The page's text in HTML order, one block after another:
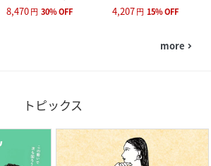
8,470円 30%OFF 4,207円 15%OFF
more navigate_next
トピックス